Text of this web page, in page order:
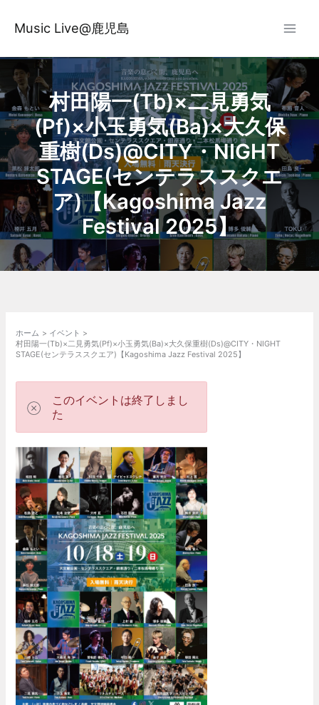
ス
ッ
プ
Music Live@鹿児島
村田陽一(Tb)×二見勇気
(Pf)×小玉勇気(Ba)×大久保
重樹(Ds)@CITY・NIGHT
STAGE(センテラススクエ
ア)【Kagoshima Jazz
Festival 2025】
ホーム
イベント
村田陽一(Tb)×二見勇気(Pf)×小玉勇気(Ba)×大久保重樹(Ds)@CITY・NIGHT
STAGE(センテラススクエア)【Kagoshima Jazz Festival 2025】
このイベントは終了しまし
た